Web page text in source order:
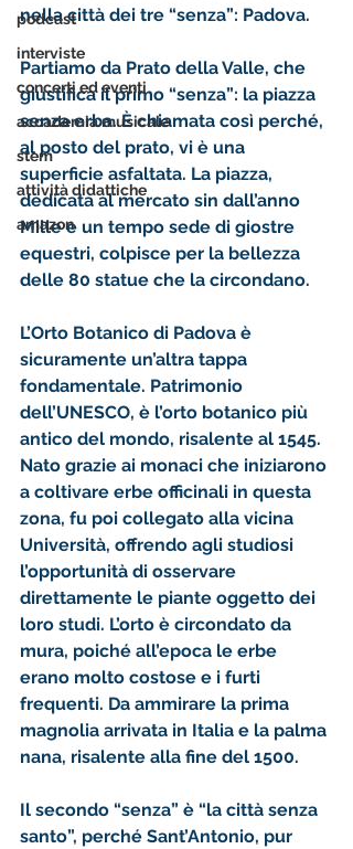
podcast
interviste
concerti ed eventi
accademia musicale
stem
attività didattiche
amazon
nella città dei tre “senza”: Padova.
Partiamo da Prato della Valle, che
giustifica il primo “senza”: la piazza
senza erba. È chiamata così perché,
al posto del prato, vi è una
superficie asfaltata. La piazza,
dedicata al mercato sin dall’anno
Mille e un tempo sede di giostre
equestri, colpisce per la bellezza
delle 80 statue che la circondano.
L’Orto Botanico di Padova è
sicuramente un’altra tappa
fondamentale. Patrimonio
dell’UNESCO, è l’orto botanico più
antico del mondo, risalente al 1545.
Nato grazie ai monaci che iniziarono
a coltivare erbe officinali in questa
zona, fu poi collegato alla vicina
Università, offrendo agli studiosi
l’opportunità di osservare
direttamente le piante oggetto dei
loro studi. L’orto è circondato da
mura, poiché all’epoca le erbe
erano molto costose e i furti
frequenti. Da ammirare la prima
magnolia arrivata in Italia e la palma
nana, risalente alla fine del 1500.
Il secondo “senza” è “la città senza
santo”, perché Sant’Antonio, pur